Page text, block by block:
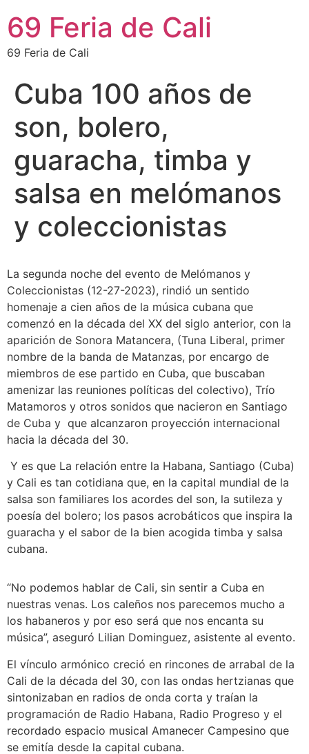
69 Feria de Cali
69 Feria de Cali
Cuba 100 años de
son, bolero,
guaracha, timba y
salsa en melómanos
y coleccionistas
La segunda noche del evento de Melómanos y
Coleccionistas (12-27-2023), rindió un sentido
homenaje a cien años de la música cubana que
comenzó en la década del XX del siglo anterior, con la
aparición de Sonora Matancera, (Tuna Liberal, primer
nombre de la banda de Matanzas, por encargo de
miembros de ese partido en Cuba, que buscaban
amenizar las reuniones políticas del colectivo), Trío
Matamoros y otros sonidos que nacieron en Santiago
de Cuba y que alcanzaron proyección internacional
hacia la década del 30.
Y es que La relación entre la Habana, Santiago (Cuba)
y Cali es tan cotidiana que, en la capital mundial de la
salsa son familiares los acordes del son, la sutileza y
poesía del bolero; los pasos acrobáticos que inspira la
guaracha y el sabor de la bien acogida timba y salsa
cubana.
“No podemos hablar de Cali, sin sentir a Cuba en
nuestras venas. Los caleños nos parecemos mucho a
los habaneros y por eso será que nos encanta su
música”, aseguró Lilian Dominguez, asistente al evento.
El vínculo armónico creció en rincones de arrabal de la
Cali de la década del 30, con las ondas hertzianas que
sintonizaban en radios de onda corta y traían la
programación de Radio Habana, Radio Progreso y el
recordado espacio musical Amanecer Campesino que
se emitía desde la capital cubana.